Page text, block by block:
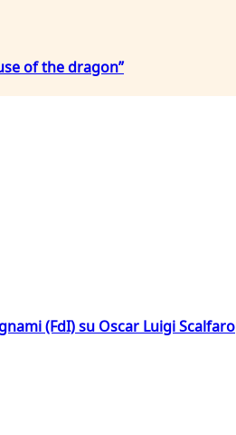
of the dragon”
(FdI) su Oscar Luigi Scalfaro